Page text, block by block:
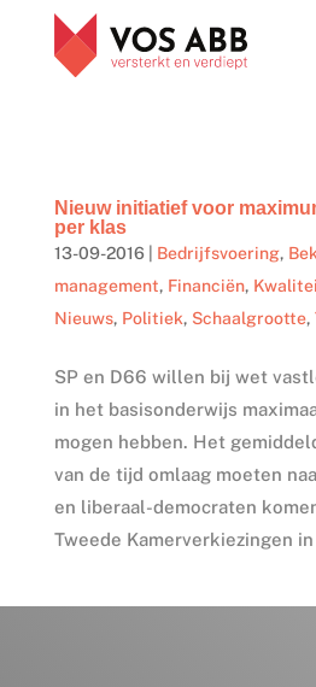
Nieuw initiatief voor
per klas
13-09-2016| Bedrijfsvoering,
management, Financiën,
Nieuws, Politiek, Schaalgrootte,
SP en D66 willen bij wet
in het basisonderwijs
mogen hebben. Het
van de tijd omlaag moeten
en liberaal-democraten
Tweede Kamerverkiezingen